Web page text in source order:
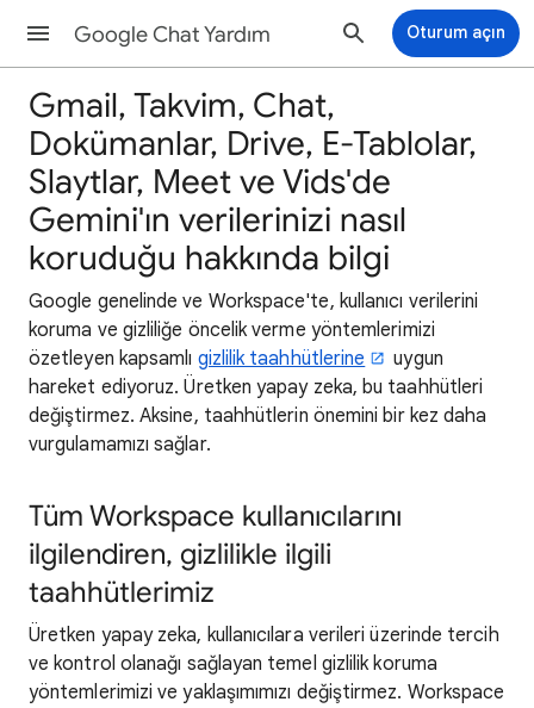
Google Chat Yardım Oturum açın
Gmail, Takvim, Chat,
Dokümanlar, Drive, E-Tablolar,
Slaytlar, Meet ve Vids'de
Gemini'ın verilerinizi nasıl
koruduğu hakkında bilgi
Google genelinde ve Workspace'te, kullanıcı verilerini
koruma ve gizliliğe öncelik verme yöntemlerimizi
özetleyen kapsamlı gizlilik taahhütlerine
uygun
hareket ediyoruz. Üretken yapay zeka, bu taahhütleri
değiştirmez. Aksine, taahhütlerin önemini bir kez daha
vurgulamamızı sağlar.
Tüm Workspace kullanıcılarını
ilgilendiren, gizlilikle ilgili
taahhütlerimiz
Üretken yapay zeka, kullanıcılara verileri üzerinde tercih
ve kontrol olanağı sağlayan temel gizlilik koruma
yöntemlerimizi ve yaklaşımımızı değiştirmez. Workspace